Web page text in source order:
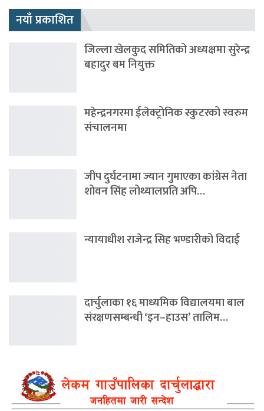
नयाँ प्रकाशित
जिल्ला खेलकुद समितिको अध्यक्षमा सुरेन्द्र
बहादुर बम नियुक्त
महेन्द्रनगरमा ईलेक्ट्रोनिक स्कुटरको स्वरुम
संचालनमा
जीप दुर्घटनामा ज्यान गुमाएका कांग्रेस नेता
शोवन सिंह लोथ्यालप्रति अपि…
न्यायाधीश राजेन्द्र सिह भण्डारीको विदाई
दार्चुलाका १६ माध्यमिक विद्यालयमा बाल
संरक्षणसम्बन्धी ‘इन–हाउस’ तालिम…